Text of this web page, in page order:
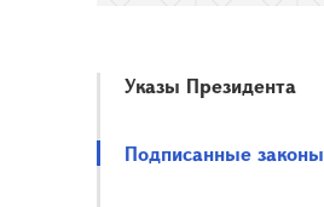
Указы Президента
Подписанные законы